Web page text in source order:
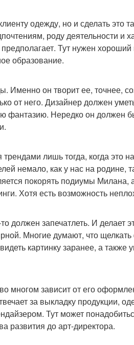
одежду, но и сделать это
роду деятельности и
Тут нужен
образование.
Именно он творит ее, точнее,
от него. Дизайнер должен
фантазию. Нередко он должен
трендами лишь тогда, когда
немало, как у нас на родине,
покорять подиумы Милана,
Хотя есть возможность
должен запечатлеть. И делает
Многие думают, что
картинку заранее, а также
многом зависит от его
за выкладку продукции,
Тут может
развития до арт-директора.